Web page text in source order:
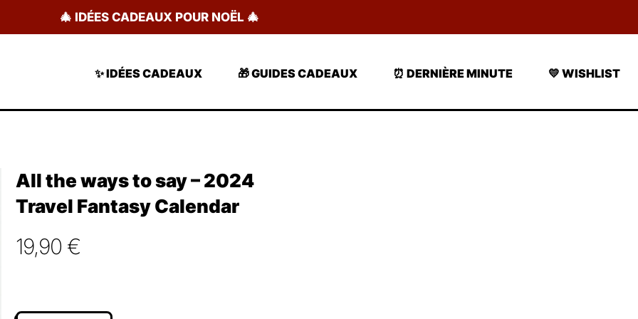
🎄 IDÉES CADEAUX POUR NOËL 🎄
✨ IDÉES CADEAUX 🎁 GUIDES CADEAUX ⏰ DERNIÈRE MINUTE 💛 WISHLIST
All the ways to say – 2024
Travel Fantasy Calendar
19,90 €